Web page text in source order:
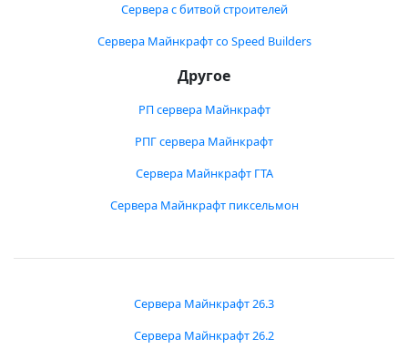
Сервера с битвой строителей
Сервера Майнкрафт со Speed Builders
Другое
РП сервера Майнкрафт
РПГ сервера Майнкрафт
Сервера Майнкрафт ГТА
Сервера Майнкрафт пиксельмон
Сервера Майнкрафт 26.3
Сервера Майнкрафт 26.2